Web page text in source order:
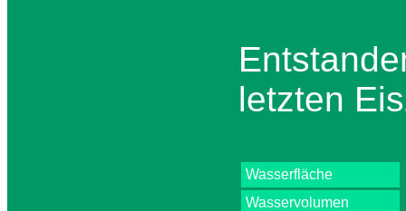
letzten
Wasserfläche
Wasservolumen